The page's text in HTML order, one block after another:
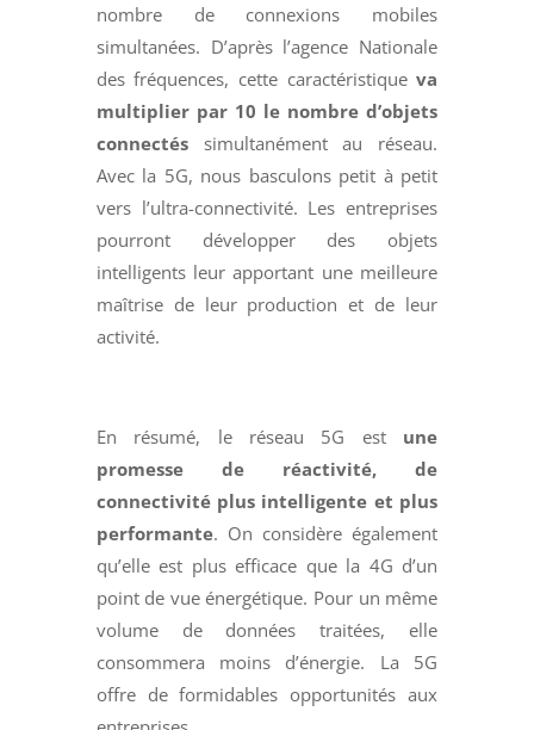
nombre de connexions mobiles
simultanées. D’après l’agence Nationale
des fréquences, cette caractéristiqueva
multiplier par 10 le nombre d’objets
connectés simultanément au réseau.
Avec la 5G, nous basculons petit à petit
vers l’ultra-connectivité. Les entreprises
pourront développer des objets
intelligents leur apportant une meilleure
maîtrise de leur production et de leur
activité.
En résumé, le réseau 5G est une
promesse de réactivité, de
connectivité plus intelligente et plus
performante. On considère également
qu’elle est plus efficace que la 4G d’un
point de vue énergétique. Pour un même
volume de données traitées, elle
consommera moins d’énergie. La 5G
offre de formidables opportunités aux